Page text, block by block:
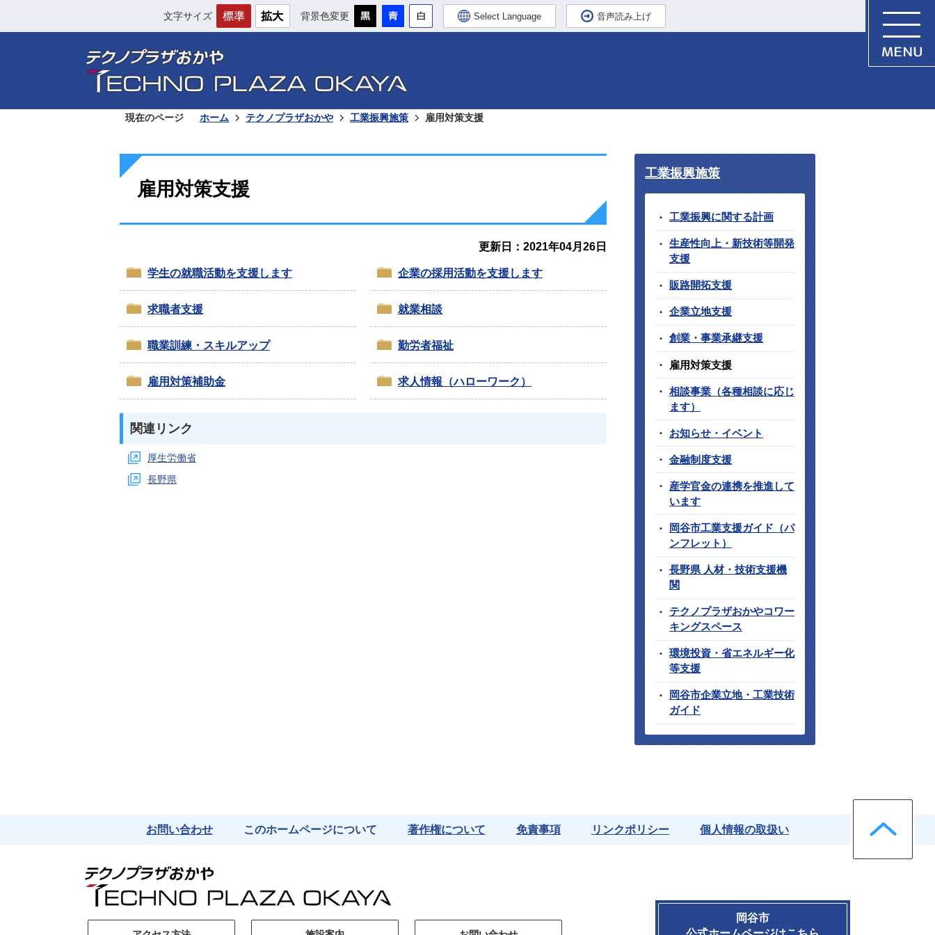
文字サイズ 背景色変更 Select Language 音声読み上げ
現在のページ ホーム テクノプラザおかや 工業振興施策 雇用対策支援
雇用対策支援
更新日：2021年04月26日
学生の就職活動を支援します 企業の採用活動を支援します
求職者支援 就業相談
職業訓練・スキルアップ 勤労者福祉
雇用対策補助金 求人情報（ハローワーク）
関連リンク
厚生労働省
長野県
工業振興施策
工業振興に関する計画
生産性向上・新技術等開発
支援
販路開拓支援
企業立地支援
創業・事業承継支援
雇用対策支援
相談事業（各種相談に応じ
ます）
お知らせ・イベント
金融制度支援
産学官金の連携を推進して
います
岡谷市工業支援ガイド（パ
ンフレット）
長野県 人材・技術支援機
関
テクノプラザおかやコワー
キングスペース
環境投資・省エネルギー化
等支援
岡谷市企業立地・工業技術
ガイド
お問い合わせ このホームページについて 著作権について 免責事項 リンクポリシー 個人情報の取扱い
岡谷市